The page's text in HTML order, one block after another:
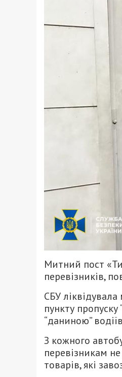
Митний пост
перевізників,
СБУ
пункту
“даниною”
З кожного
перевізникам
товарів, які